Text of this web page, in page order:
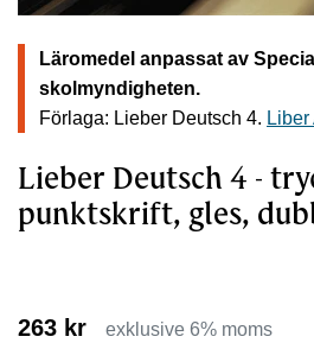
Läromedel anpassat av
skolmyndigheten.
Förlaga: Lieber Deutsch 4. Liber
Lieber Deutsch 4 -
punktskrift, gles,
263 kr exklusive 6% moms